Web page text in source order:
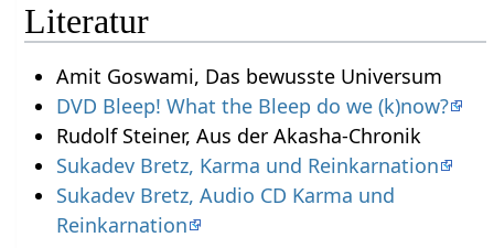
Literatur
Amit Goswami, Das bewusste Universum
DVD Bleep! What the Bleep do we (k)now?
Rudolf Steiner, Aus der Akasha-Chronik
Sukadev Bretz, Karma und Reinkarnation
Sukadev Bretz, Audio CD Karma und
Reinkarnation